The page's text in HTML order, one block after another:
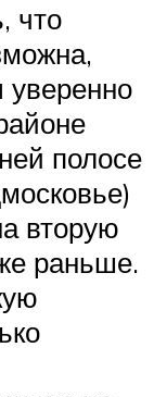
что
уверенно
полосе
вторую
раньше.